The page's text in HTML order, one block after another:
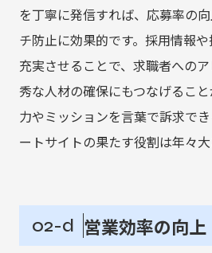
を丁寧に発信すれば、応募率の
チ防止に効果的です。採用情報
充実させることで、求職者への
秀な人材の確保にもつなげるこ
力やミッションを言葉で訴求で
ートサイトの果たす役割は年々大
02-d 営業効率の向上